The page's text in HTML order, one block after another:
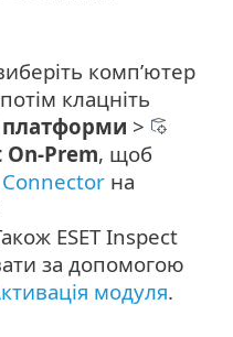
комп’ютер
клацніть
>
On-Prem, щоб
Connector на
ESET Inspect
за допомогою
модуля.